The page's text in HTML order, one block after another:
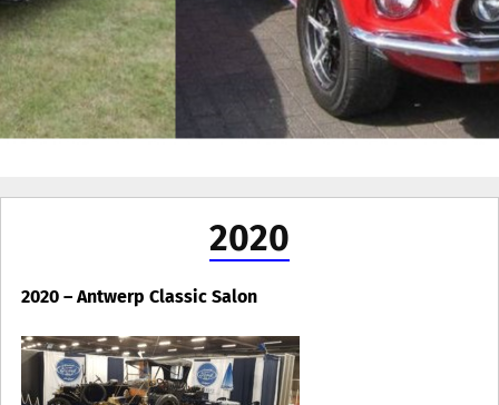
2020
2020 – Antwerp Classic Salon